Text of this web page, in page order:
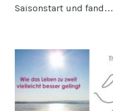
Saisonstart und fand…